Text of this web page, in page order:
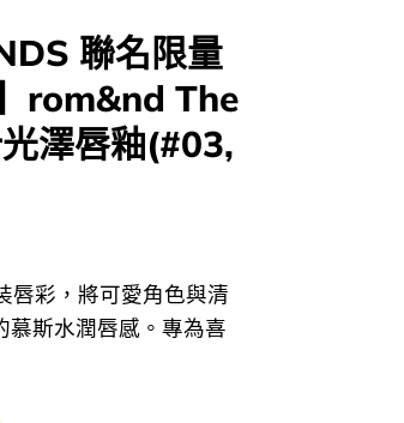
聯名限量
rom&nd The
澤唇釉(#03,
唇彩，將可愛角色與清
慕斯水潤唇感。專為喜